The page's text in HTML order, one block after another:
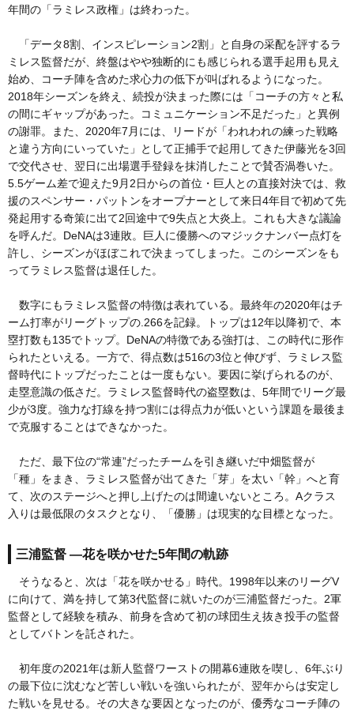
年間の「ラミレス政権」は終わった。
「データ8割、インスピレーション2割」と自身の采配を評するラ
ミレス監督だが、終盤はやや独断的にも感じられる選手起用も見え
始め、コーチ陣を含めた求心力の低下が叫ばれるようになった。
2018年シーズンを終え、続投が決まった際には「コーチの方々と私
の間にギャップがあった。コミュニケーション不足だった」と異例
の謝罪。また、2020年7月には、リードが「われわれの練った戦略
と違う方向にいっていた」として正捕手で起用してきた伊藤光を3回
で交代させ、翌日に出場選手登録を抹消したことで賛否渦巻いた。
5.5ゲーム差で迎えた9月2日からの首位・巨人との直接対決では、救
援のスペンサー・パットンをオープナーとして来日4年目で初めて先
発起用する奇策に出て2回途中で9失点と大炎上。これも大きな議論
を呼んだ。DeNAは3連敗。巨人に優勝へのマジックナンバー点灯を
許し、シーズンがほぼこれで決まってしまった。このシーズンをも
ってラミレス監督は退任した。
数字にもラミレス監督の特徴は表れている。最終年の2020年はチ
ーム打率がリーグトップの.266を記録。トップは12年以降初で、本
塁打数も135でトップ。DeNAの特徴である強打は、この時代に形作
られたといえる。一方で、得点数は516の3位と伸びず、ラミレス監
督時代にトップだったことは一度もない。要因に挙げられるのが、
走塁意識の低さだ。ラミレス監督時代の盗塁数は、5年間でリーグ最
少が3度。強力な打線を持つ割には得点力が低いという課題を最後ま
で克服することはできなかった。
ただ、最下位の“常連”だったチームを引き継いだ中畑監督が
「種」をまき、ラミレス監督が出てきた「芽」を太い「幹」へと育
て、次のステージへと押し上げたのは間違いないところ。Aクラス
入りは最低限のタスクとなり、「優勝」は現実的な目標となった。
三浦監督 ―花を咲かせた5年間の軌跡
そうなると、次は「花を咲かせる」時代。1998年以来のリーグV
に向けて、満を持して第3代監督に就いたのが三浦監督だった。2軍
監督として経験を積み、前身を含めて初の球団生え抜き投手の監督
としてバトンを託された。
初年度の2021年は新人監督ワーストの開幕6連敗を喫し、6年ぶり
の最下位に沈むなど苦しい戦いを強いられたが、翌年からは安定し
た戦いを見せる。その大きな要因となったのが、優秀なコーチ陣の